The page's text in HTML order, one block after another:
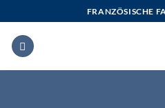
Inhalt
springen
FRANZÖSISCHE